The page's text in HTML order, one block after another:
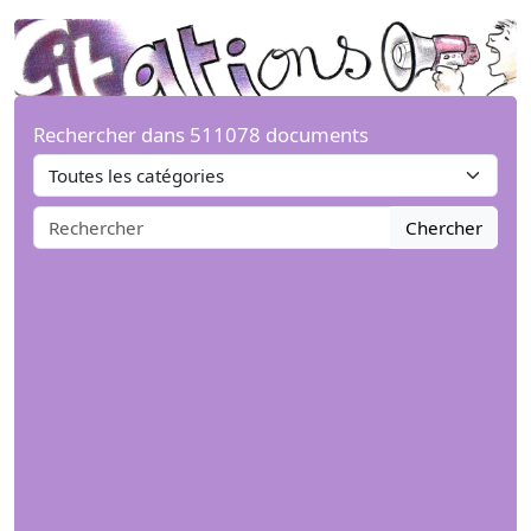
Rechercher dans 511078 documents
Chercher